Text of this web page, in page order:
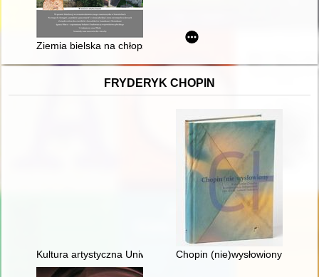
Ziemia bielska na chłopski rozum : zapiski subiektywne. Cz. 3
FRYDERYK CHOPIN
Kultura artystyczna Uniwersytetu Warszawskiego. Ars et
Chopin (nie)wysłowiony :